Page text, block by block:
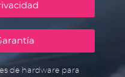
de hardware para